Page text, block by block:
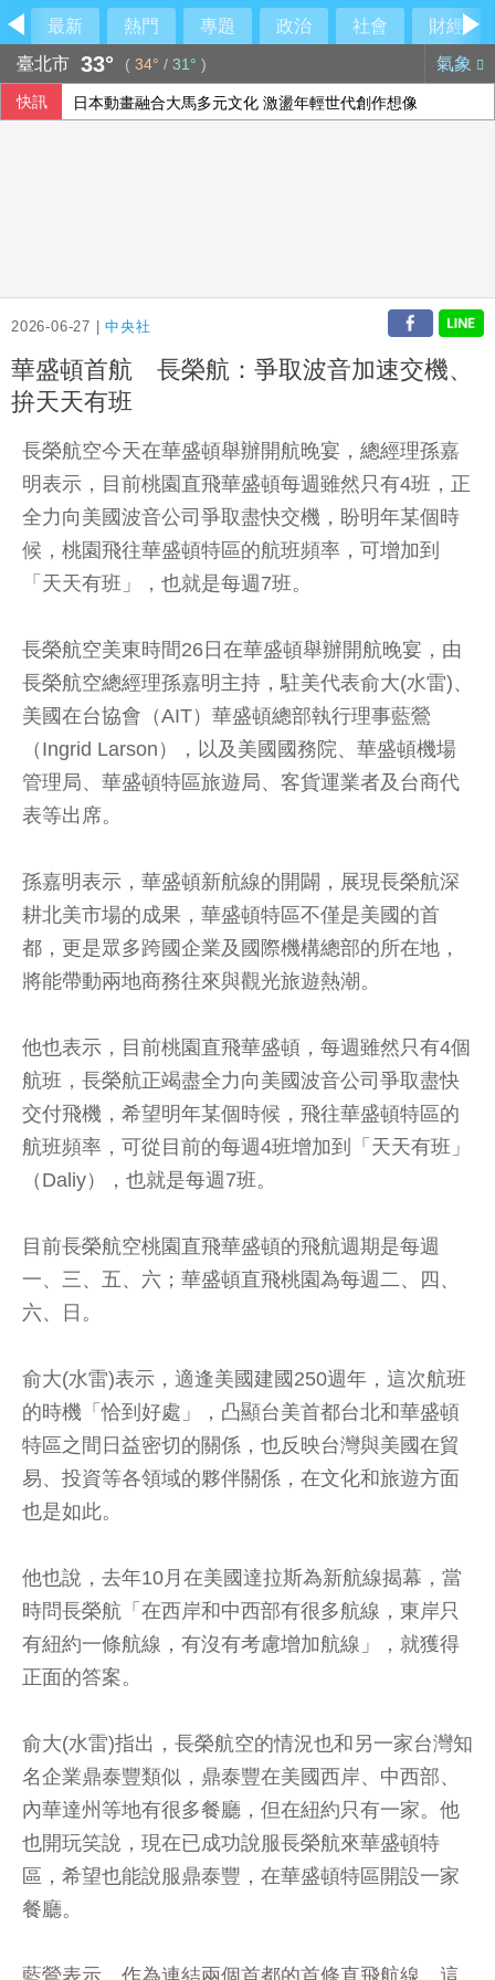
最新 熱門 專題 政治 社會
財經
臺北市 33° ( 34° / 31° ) 氣象
快訊 日本動畫融合大馬多元文化 激盪年輕世代創作想像
2026-06-27 |中央社
華盛頓首航 長榮航：爭取波音加速交機、
拚天天有班
長榮航空今天在華盛頓舉辦開航晚宴，總經理孫嘉
明表示，目前桃園直飛華盛頓每週雖然只有4班，正
全力向美國波音公司爭取盡快交機，盼明年某個時
候，桃園飛往華盛頓特區的航班頻率，可增加到
「天天有班」，也就是每週7班。
長榮航空美東時間26日在華盛頓舉辦開航晚宴，由
長榮航空總經理孫嘉明主持，駐美代表俞大(水雷)、
美國在台協會（AIT）華盛頓總部執行理事藍鶯
（Ingrid Larson），以及美國國務院、華盛頓機場
管理局、華盛頓特區旅遊局、客貨運業者及台商代
表等出席。
孫嘉明表示，華盛頓新航線的開闢，展現長榮航深
耕北美市場的成果，華盛頓特區不僅是美國的首
都，更是眾多跨國企業及國際機構總部的所在地，
將能帶動兩地商務往來與觀光旅遊熱潮。
他也表示，目前桃園直飛華盛頓，每週雖然只有4個
航班，長榮航正竭盡全力向美國波音公司爭取盡快
交付飛機，希望明年某個時候，飛往華盛頓特區的
航班頻率，可從目前的每週4班增加到「天天有班」
（Daliy），也就是每週7班。
目前長榮航空桃園直飛華盛頓的飛航週期是每週
一、三、五、六；華盛頓直飛桃園為每週二、四、
六、日。
俞大(水雷)表示，適逢美國建國250週年，這次航班
的時機「恰到好處」，凸顯台美首都台北和華盛頓
特區之間日益密切的關係，也反映台灣與美國在貿
易、投資等各領域的夥伴關係，在文化和旅遊方面
也是如此。
他也說，去年10月在美國達拉斯為新航線揭幕，當
時問長榮航「在西岸和中西部有很多航線，東岸只
有紐約一條航線，有沒有考慮增加航線」，就獲得
正面的答案。
俞大(水雷)指出，長榮航空的情況也和另一家台灣知
名企業鼎泰豐類似，鼎泰豐在美國西岸、中西部、
內華達州等地有很多餐廳，但在紐約只有一家。他
也開玩笑說，現在已成功說服長榮航來華盛頓特
區，希望也能說服鼎泰豐，在華盛頓特區開設一家
餐廳。
藍鶯表示，作為連結兩個首都的首條直飛航線，這